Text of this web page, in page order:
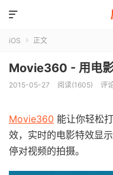

iOS  正文
Movie360 - 用电
2015-05-27 阅读(1605) 评
Movie360 能让你轻松
效，实时的电影特效显
停对视频的拍摄。